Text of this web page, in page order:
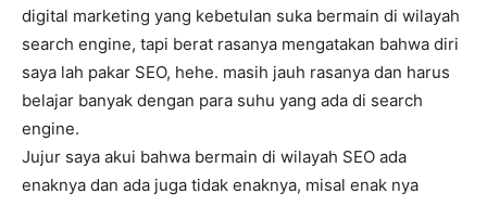
digital marketing yang kebetulan suka bermain di wilayah
search engine, tapi berat rasanya mengatakan bahwa diri
saya lah pakar SEO, hehe. masih jauh rasanya dan harus
belajar banyak dengan para suhu yang ada di search
engine.
Jujur saya akui bahwa bermain di wilayah SEO ada
enaknya dan ada juga tidak enaknya, misal enak nya